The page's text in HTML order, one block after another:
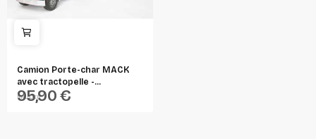
Camion Porte-char MACK
avec tractopelle -...
BRUDER
95,90 €